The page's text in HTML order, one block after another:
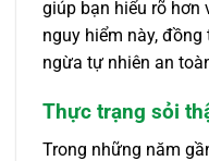
giúp bạn hiểu rõ hơn
nguy hiểm này,
ngừa tự nhiên an
Thực trạng sỏi
Trong những năm